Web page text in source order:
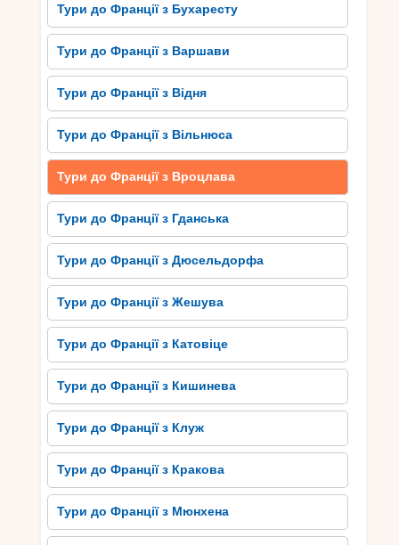
зусиль.
Але після цього досвіду, можливо, виникне
питання: що ще приховує ця чудова країна? Які
секрети та непередбачуваності ховаються в
інших її куточках? Чи можливо повернутися
сюди знову і знову, щоб продовжувати
дослідження? Мабуть, відповідь на це запитання
може бути різною для кожного. Але саме це
робить Францію ще більш привабливою –
завжди є щось нове для вас досліджувати та
відкривати.
Тури до Франції з Бухаресту
Тури до Франції з Варшави
Тури до Франції з Відня
Тури до Франції з Вільнюса
Тури до Франції з Вроцлава
Тури до Франції з Гданська
Тури до Франції з Дюсельдорфа
Тури до Франції з Жешува
Тури до Франції з Катовіце
Тури до Франції з Кишинева
Тури до Франції з Клуж
Тури до Франції з Кракова
Тури до Франції з Мюнхена